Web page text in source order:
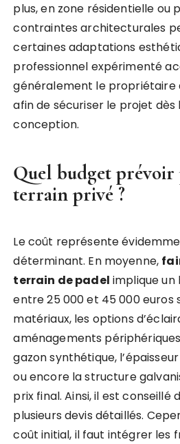
plus, en zone résidentielle ou
contraintes architecturales
certaines adaptations
professionnel expérimenté
généralement le propriétaire
afin de sécuriser le projet dès
conception.
Quel budget
terrain privé ?
Le coût représente
déterminant. En moyenne,
terrain de padel implique
entre 25 000 et 45 000 euros
matériaux, les options
aménagements
gazon synthétique,
ou encore la structure
prix final. Ainsi, il est conseillé
plusieurs devis détaillés.
coût initial, il faut intégrer les